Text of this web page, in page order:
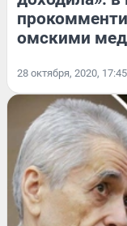
омскими
28 октября, 2020, 17:45